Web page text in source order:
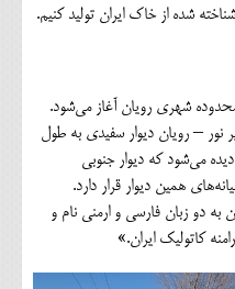
شده از خاک ایران تولید کنیم.
محدوده شهری رویان آغاز می‌شود.
– رویان دیوار سفیدی به طول
» دیده می‌شود که دیوار جنوبی
همین دیوار قرار دارد.
دو زبان فارسی و ارمنی نام و
کاتولیک ایران.»